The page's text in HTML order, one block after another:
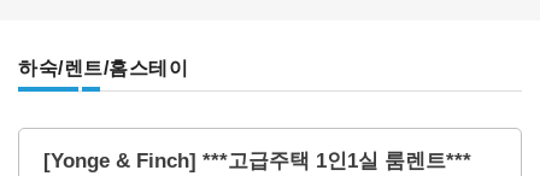
하숙/렌트/홈스테이
[Yonge & Finch] ***고급주택 1인1실 룸렌트***